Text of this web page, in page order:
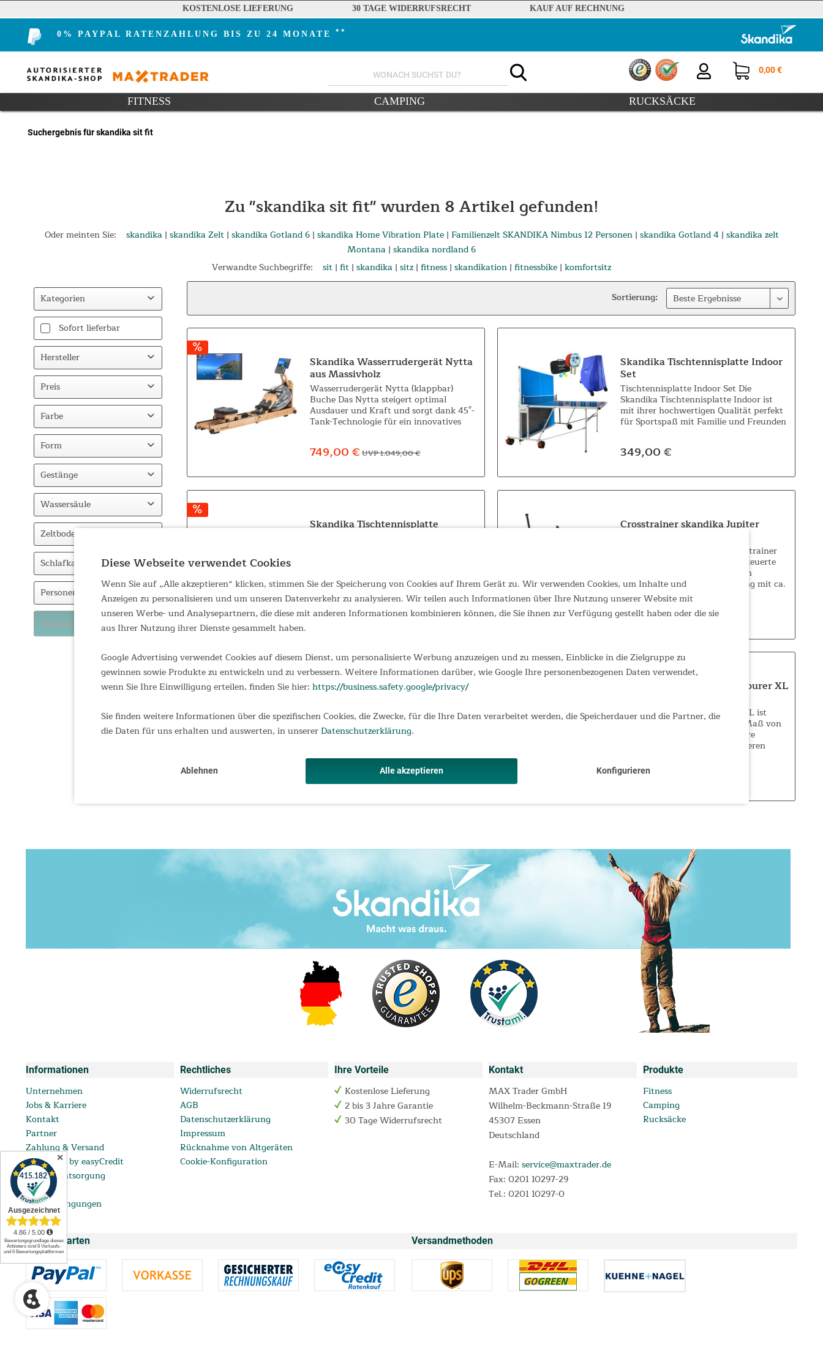
KOSTENLOSE LIEFERUNG 30 TAGE WIDERRUFSRECHT KAUF AUF RECHNUNG
0% PAYPAL RATENZAHLUNG BIS ZU 24 MONATE **
0,00 €
FITNESS CAMPING RUCKSÄCKE
Suchergebnis für skandika sit fit
Zu "skandika sit fit" wurden8Artikel gefunden!
Oder meinten Sie: skandika| skandika Zelt| skandika Gotland 6| skandika Home Vibration Plate| Familienzelt SKANDIKA Nimbus 12 Personen| skandika Gotland 4 | skandika zelt
Montana | skandika nordland 6
Verwandte Suchbegriffe:
sit | fit | skandika | sitz | fitness | skandikation | fitnessbike | komfortsitz
Kategorien
Fitness
Crosstrainer
Rudergeräte
Accessoires
Camping
Sofort lieferbar
Hersteller
Skandika
Preis
von38,94 €bis
Farbe
Beige
Form
Busvorzelt
Gestänge
Fiberglas
Wassersäule
5000
Zeltboden
Eingenähter Zeltboden
Schlafkabinen
1
Personenzahl
2-3
Produkte anzeigen
Sortierung:
Skandika Wasserrudergerät Nytta
aus Massivholz
Wasserrudergerät Nytta (klappbar)
Buche Das Nytta steigert optimal
Ausdauer und Kraft und sorgt dank 45°-
Tank-Technologie für ein innovatives
seinem massiven...
749,00 € UVP 1.049,00 €
Skandika Tischtennisplatte Indoor
Set
Tischtennisplatte Indoor Set Die
Skandika Tischtennisplatte Indoor ist
mit ihrer hochwertigen Qualität perfekt
für Sportspaß mit Familie und Freunden
349,00 €
Skandika Tischtennisplatte
hochwertigen Qualität perfekt für
Sportspaß mit Familie und Freunden
sowie für spannende Runden zu zweit
oder alleine mit...
439,00 € UVP 569,00 €
Crosstrainer skandika Jupiter
5 Gründe für Ihren neuen Crosstrainer
Vollautomatische computergesteuerte
Magnettechnologie bietet Ihnen
individuelle Belastungssteuerung mit ca.
21 kg Schwungmassensystem. Ihre
Herzfrequenz wird über integrierte...
560,54 €
Skandika Busvorzelt Esbjerg Travel
Das Esbjerg ist ein gemütliches
Busvorzelt, mit dem sich der Wohnraum
des Fahrzeugs unkompliziert erheblich
Familie Platz, sich im Urlaub bequem
auszubreiten. Sie wollen mit Ihrem Bus
UVP 469,00 €
Skandika Komfort-Sattel Tourer XL
Der komfortable Tourensattel XL ist
„extra weich" und mit seinem Maß von
290x270 mm perfekt für längere
Trainingseinheiten der weiblicheren
und Elastomer Dämpfer sorgen für einen
entspannten Sitz....
38,94 €
Informationen
Unternehmen
Jobs & Karriere
Kontakt
Partner
Zahlung & Versand
ratenkauf by easyCredit
Batterieentsorgung
FAQ
Lieferbedingungen
Rechtliches
Widerrufsrecht
AGB
Datenschutzerklärung
Impressum
Rücknahme von Altgeräten
Cookie-Konfiguration
Ihre Vorteile
Kostenlose Lieferung
2 bis 3 Jahre Garantie
30 Tage Widerrufsrecht
Kontakt
MAX Trader GmbH
Wilhelm-Beckmann-Straße 19
45307 Essen
Deutschland
E-Mail: service@maxtrader.de
Fax: 0201 10297-29
Tel.: 0201 10297-0
Produkte
Fitness
Camping
Rucksäcke
Zahlungsarten Versandmethoden
Diese Webseite verwendet Cookies
Wenn Sie auf „Alle akzeptieren“ klicken, stimmen Sie der Speicherung von Cookies auf Ihrem Gerät zu. Wir verwenden Cookies, um Inhalte und
Anzeigen zu personalisieren und um unseren Datenverkehr zu analysieren. Wir teilen auch Informationen über Ihre Nutzung unserer Website mit
unseren Werbe- und Analysepartnern, die diese mit anderen Informationen kombinieren können, die Sie ihnen zur Verfügung gestellt haben oder die sie
aus Ihrer Nutzung ihrer Dienste gesammelt haben.
Google Advertising verwendet Cookies auf diesem Dienst, um personalisierte Werbung anzuzeigen und zu messen, Einblicke in die Zielgruppe zu
gewinnen sowie Produkte zu entwickeln und zu verbessern. Weitere Informationen darüber, wie Google Ihre personenbezogenen Daten verwendet,
wenn Sie Ihre Einwilligung erteilen, finden Sie hier: https://business.safety.google/privacy/
Sie finden weitere Informationen über die spezifischen Cookies, die Zwecke, für die Ihre Daten verarbeitet werden, die Speicherdauer und die Partner, die
die Daten für uns erhalten und auswerten, in unsererDatenschutzerklärung.
Ablehnen Alle akzeptieren Konfigurieren
✕